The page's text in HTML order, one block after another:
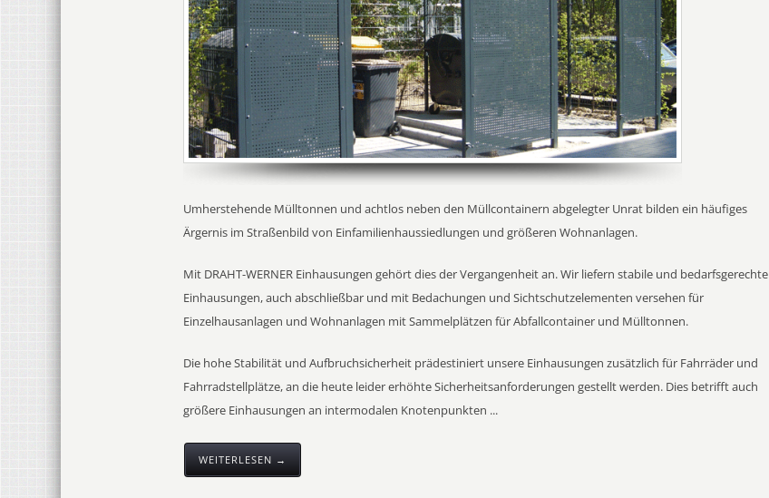
Umherstehende Mülltonnen und achtlos neben den Müllcontainern abgelegter Unrat bilden ein häufiges
Ärgernis im Straßenbild von Einfamilienhaussiedlungen und größeren Wohnanlagen.
Mit DRAHT-WERNER Einhausungen gehört dies der Vergangenheit an. Wir liefern stabile und bedarfsgerechte
Einhausungen, auch abschließbar und mit Bedachungen und Sichtschutzelementen versehen für
Einzelhausanlagen und Wohnanlagen mit Sammelplätzen für Abfallcontainer und Mülltonnen.
Die hohe Stabilität und Aufbruchsicherheit prädestiniert unsere Einhausungen zusätzlich für Fahrräder und
Fahrradstellplätze, an die heute leider erhöhte Sicherheitsanforderungen gestellt werden. Dies betrifft auch
größere Einhausungen an intermodalen Knotenpunkten ...
WEITERLESEN →